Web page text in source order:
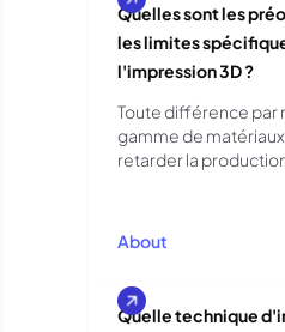
Quelles sont les
les limites
l'impression 3D ?
Toute différence par
gamme de
retarder la
About
Quelle technique